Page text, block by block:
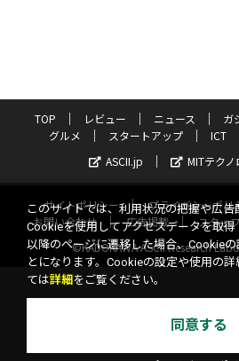
TOP レビュー ニュース ガ
グルメ
スタートアップ ICT
ASCII.jp
MITテク
サイトポリシー プライバシーポリ
お問い合わせ
広告掲載 スタッ
©KADOKAWA ASCII Research
このサイトでは、利用状況の把握や広告
Cookieを使用してアクセスデータを取
以降のページに遷移した場合、Cookie
とになります。Cookieの設定や使用の
ては詳細 をご覧ください。
同意する